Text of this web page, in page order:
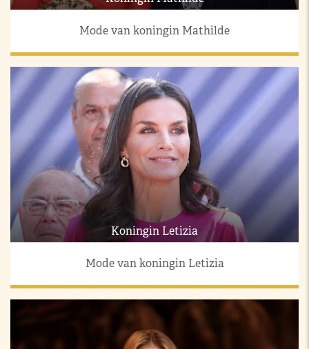
Mode van koningin Mathilde
Koningin Letizia
Mode van koningin Letizia